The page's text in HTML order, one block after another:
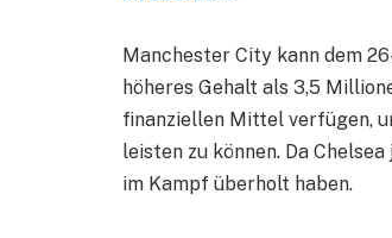
Manchester City kann dem
höheres Gehalt als 3,5
finanziellen Mittel verfügen,
leisten zu können. Da
im Kampf überholt haben.